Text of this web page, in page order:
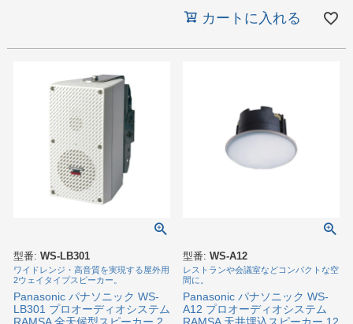
カートに入れる
型番: WS-LB301
ワイドレンジ・高音質を実現する屋外用
2ウェイタイプスピーカー。
Panasonic パナソニック WS-
LB301 プロオーディオシステム
RAMSA 全天候型スピーカー 2
型番: WS-A12
レストランや会議室などコンパクトな空
間に。
Panasonic パナソニック WS-
A12 プロオーディオシステム
RAMSA 天井埋込スピーカー 12